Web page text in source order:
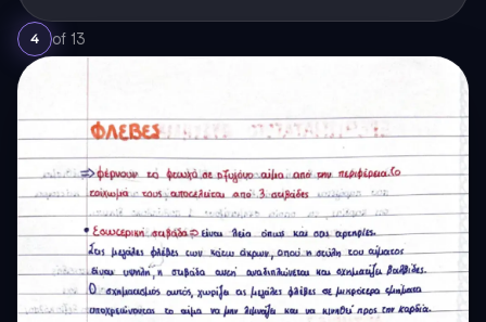
4 of 13